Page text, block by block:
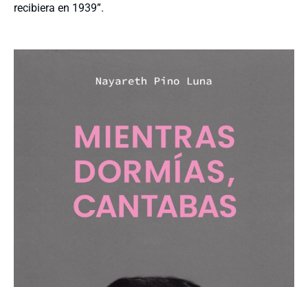
recibiera en 1939”.